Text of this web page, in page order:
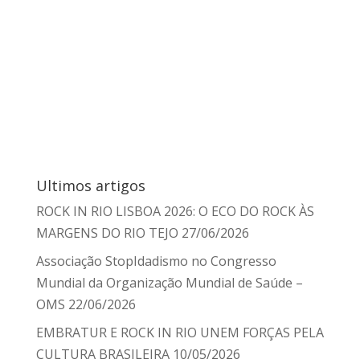
Ultimos artigos
ROCK IN RIO LISBOA 2026: O ECO DO ROCK ÀS
MARGENS DO RIO TEJO 27/06/2026
Associação StopIdadismo no Congresso
Mundial da Organização Mundial de Saúde –
OMS 22/06/2026
EMBRATUR E ROCK IN RIO UNEM FORÇAS PELA
CULTURA BRASILEIRA 10/05/2026